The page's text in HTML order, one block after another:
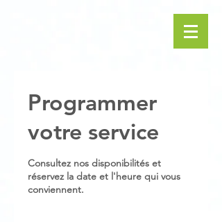
Programmer
votre service
Consultez nos disponibilités et
réservez la date et l'heure qui vous
conviennent.